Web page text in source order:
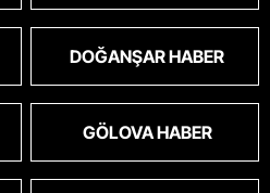
DOĞANŞAR HABER
GÖLOVA HABER